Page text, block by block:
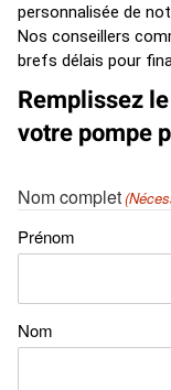
personnalisée de
Nos conseillers
brefs délais pour
Remplissez
votre pompe
Nom complet
Prénom
Nom